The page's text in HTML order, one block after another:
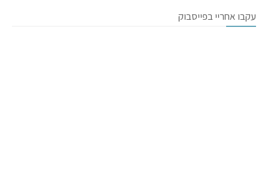
עקבו אחריי בפייסבוק